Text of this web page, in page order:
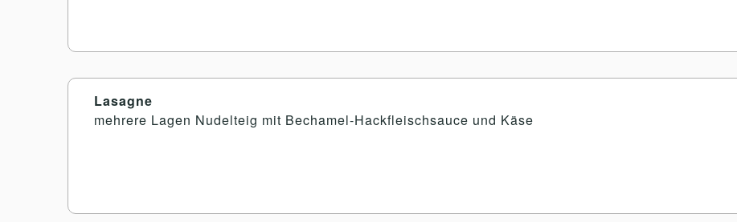
Lasagne
mehrere Lagen Nudelteig mit Bechamel-Hackfleischsauce und Käse